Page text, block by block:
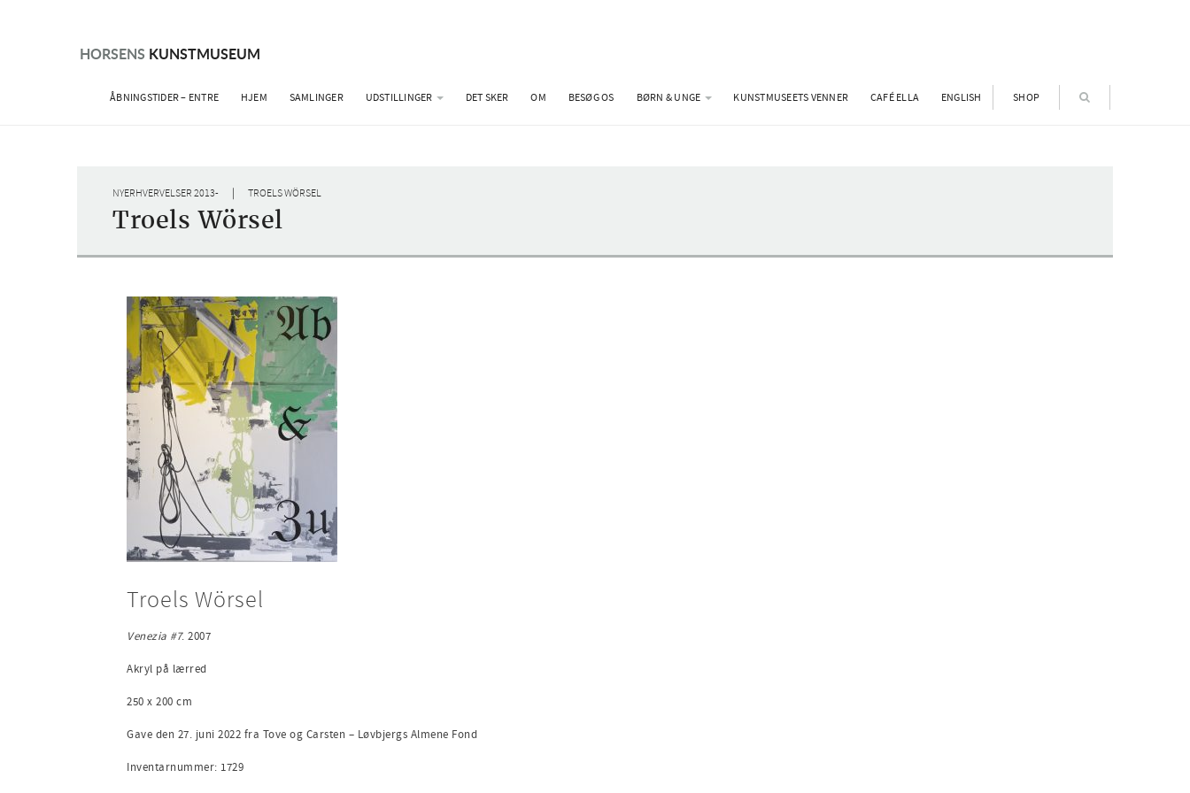
HORSENS KUNSTMUSEUM
ÅBNINGSTIDER – ENTRE HJEM SAMLINGER UDSTILLINGER DET SKER OM BESØG OS BØRN & UNGE KUNSTMUSEETS VENNER CAFÉ ELLA ENGLISH SHOP
NYERHVERVELSER 2013- | TROELS WÖRSEL
Troels Wörsel
Troels Wörsel
Venezia #7. 2007
Akryl på lærred
250 x 200 cm
Gave den 27. juni 2022 fra Tove og Carsten – Løvbjergs Almene Fond
Inventarnummer: 1729